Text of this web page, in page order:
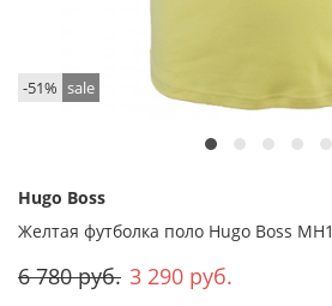
-51% sale
Hugo Boss
Желтая футболка поло Hugo Boss MH1
6 780 руб. 3 290 руб.